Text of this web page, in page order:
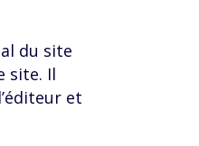
du site
site. Il
et